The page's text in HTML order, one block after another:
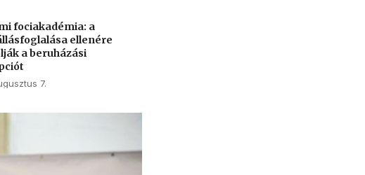
fociakadémia: a
ellenére
a beruházási
7.